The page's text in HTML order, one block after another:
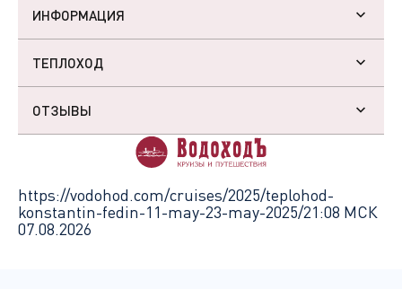
ИНФОРМАЦИЯ
ТЕПЛОХОД
ОТЗЫВЫ
https://vodohod.com/cruises/2025/teplohod-
konstantin-fedin-11-may-23-may-2025/21:08 МСК
07.08.2026